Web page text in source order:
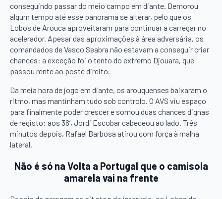
conseguindo passar do meio campo em diante. Demorou
algum tempo até esse panorama se alterar, pelo que os
Lobos de Arouca aproveitaram para continuar a carregar no
acelerador. Apesar das aproximações à área adversária, os
comandados de Vasco Seabra não estavam a conseguir criar
chances: a exceção foi o tento do extremo Djouara, que
passou rente ao poste direito.
Da meia hora de jogo em diante, os arouquenses baixaram o
ritmo, mas mantinham tudo sob controlo. O AVS viu espaço
para finalmente poder crescer e somou duas chances dignas
de registo: aos 36’, Jordi Escobar cabeceou ao lado. Três
minutos depois, Rafael Barbosa atirou com força à malha
lateral.
Não é só na Volta a Portugal que o camisola
amarela vai na frente